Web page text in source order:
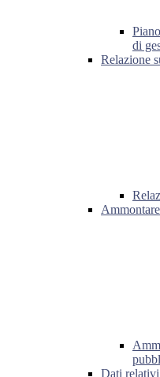
di
Relazione
Dati